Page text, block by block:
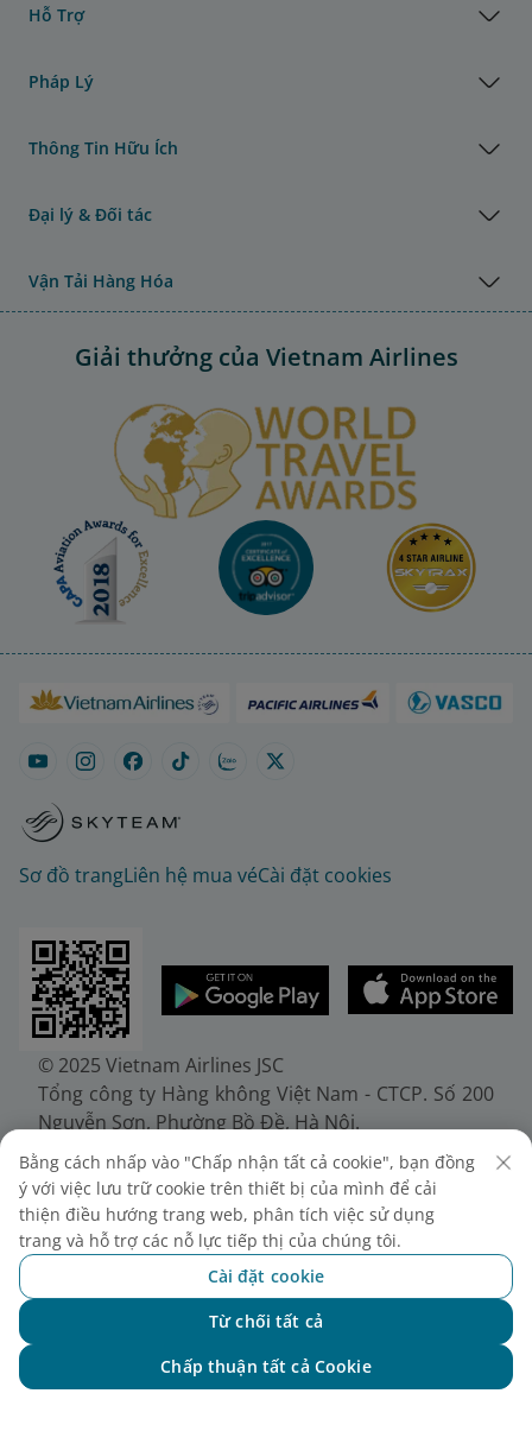
Hỗ Trợ
Pháp Lý
Thông Tin Hữu Ích
Đại lý & Đối tác
Vận Tải Hàng Hóa
Giải thưởng của Vietnam Airlines
Sơ đồ trangLiên hệ mua véCài đặt cookies
© 2025 Vietnam Airlines JSC
Tổng công ty Hàng không Việt Nam - CTCP. Số 200
Nguyễn Sơn, Phường Bồ Đề, Hà Nội.
Điện thoại: (+84-24) 38272289. Fax: (+84-24)
38722375
Giấy chứng nhận đăng ký doanh nghiệp, mã số
doanh nghiệp 0100107518, đăng ký lần đầu ngày
30/6/2010, đăng ký thay đổi lần thứ 10 ngày
24/7/2025, cấp bởi Sở Tài chính Thành phố Hà Nội.
Bằng cách nhấp vào "Chấp nhận tất cả cookie", bạn đồng
ý với việc lưu trữ cookie trên thiết bị của mình để cải
thiện điều hướng trang web, phân tích việc sử dụng
trang và hỗ trợ các nỗ lực tiếp thị của chúng tôi.
Cài đặt cookie
Từ chối tất cả
Chấp thuận tất cả Cookie